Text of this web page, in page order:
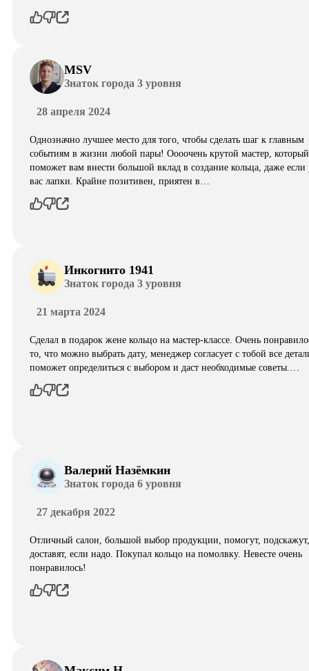
MSV
Знаток города 3 уровня
28 апреля 2024
Однозначно лучшее место для того, чтобы сделать шаг к главным
событиям в жизни любой пары! Оооочень крутой мастер, который
поможет вам внести большой вклад в создание кольца, даже если
вас лапки. Крайне позитивен, приятен в…
Инкогнито 1941
Знаток города 3 уровня
21 марта 2024
Сделал в подарок жене кольцо на мастер-классе. Очень
то, что можно выбрать дату, менеджер согласует с тобой все
поможет определиться с выбором и даст необходимые советы.…
Валерий Назёмкин
Знаток города 6 уровня
27 декабря 2022
Отличный салон, большой выбор продукции, помогут, подскажут,
доставят, если надо. Покупал кольцо на помолвку. Невесте очень
понравилось!